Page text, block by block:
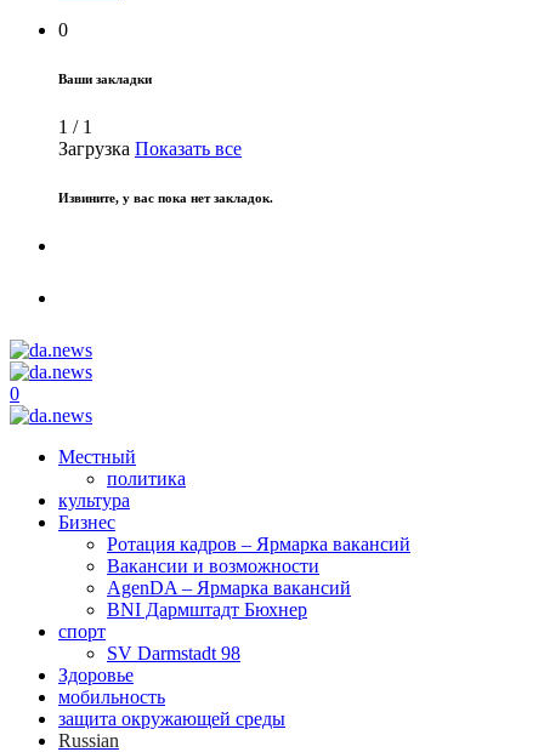
0
Ваши закладки
1 / 1
Загрузка Показать все
Извините, у вас пока нет закладок.
0
Местный
политика
культура
Бизнес
Ротация кадров – Ярмарка вакансий
Вакансии и возможности
AgenDA – Ярмарка вакансий
BNI Дармштадт Бюхнер
спорт
SV Darmstadt 98
Здоровье
мобильность
защита окружающей среды
Russian